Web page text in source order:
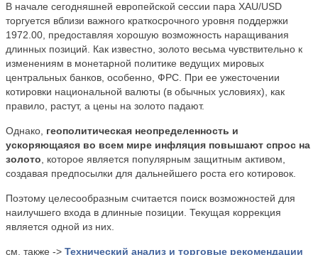
В начале сегодняшней европейской сессии пара XAU/USD
торгуется вблизи важного краткосрочного уровня поддержки
1972.00, предоставляя хорошую возможность наращивания
длинных позиций. Как известно, золото весьма чувствительно к
изменениям в монетарной политике ведущих мировых
центральных банков, особенно, ФРС. При ее ужесточении
котировки национальной валюты (в обычных условиях), как
правило, растут, а цены на золото падают.
Однако, геополитическая неопределенность и
ускоряющаяся во всем мире инфляция повышают спрос на
золото , которое является популярным защитным активом,
создавая предпосылки для дальнейшего роста его котировок.
Поэтому целесообразным считается поиск возможностей для
наилучшего входа в длинные позиции. Текущая коррекция
является одной из них.
см. также -> Технический анализ и торговые рекомендации